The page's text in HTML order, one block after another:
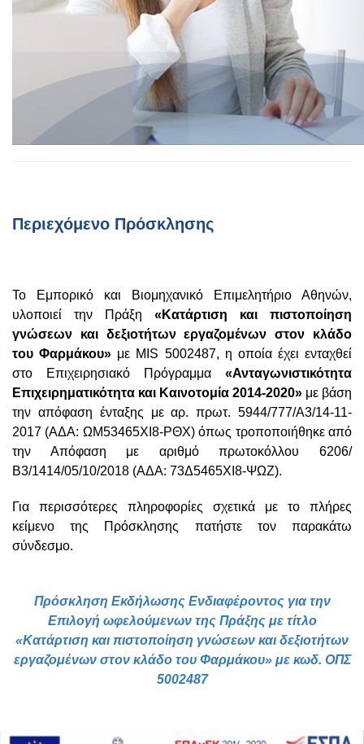
Περιεχόμενο Πρόσκλησης
To Εμπορικό και Βιομηχανικό Επιμελητήριο Αθηνών,
υλοποιεί την Πράξη «Κατάρτιση και πιστοποίηση
γνώσεων και δεξιοτήτων εργαζομένων στον κλάδο
του Φαρμάκου» με MIS 5002487, η οποία έχει ενταχθεί
στο Επιχειρησιακό Πρόγραμμα «Ανταγωνιστικότητα
Επιχειρηματικότητα και Καινοτομία 2014-2020» με βάση
την απόφαση ένταξης με αρ. πρωτ. 5944/777/Α3/14-11-
2017 (ΑΔΑ: ΩΜ53465ΧΙ8-ΡΘΧ) όπως τροποποιήθηκε από
την Απόφαση με αριθμό πρωτοκόλλου 6206/
Β3/1414/05/10/2018 (ΑΔΑ: 73Δ5465ΧΙ8-ΨΩΖ).
Για περισσότερες πληροφορίες σχετικά με το πλήρες
κείμενο της Πρόσκλησης πατήστε τον παρακάτω
σύνδεσμο.
Πρόσκληση Εκδήλωσης Ενδιαφέροντος για την
Επιλογή ωφελούμενων της Πράξης με τίτλο
«Κατάρτιση και πιστοποίηση γνώσεων και δεξιοτήτων
εργαζομένων στον κλάδο του Φαρμάκου» με κωδ. ΟΠΣ
5002487